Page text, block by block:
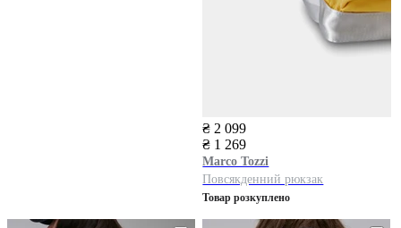
₴ 2 099
₴ 1 269
Marco Tozzi
Повсякденний рюкзак
Товар розкуплено